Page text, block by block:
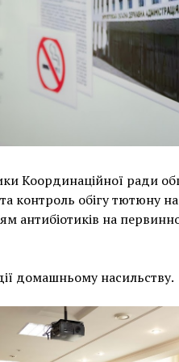
Координаційної ради
контроль обігу тютюну
антибіотиків на
домашньому насильству.